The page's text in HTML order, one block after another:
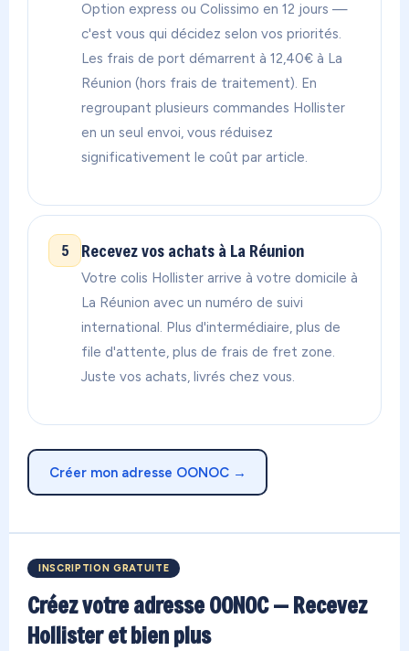
Option express ou Colissimo en 12 jours —
c'est vous qui décidez selon vos priorités.
Les frais de port démarrent à 12,40€ à La
Réunion (hors frais de traitement). En
regroupant plusieurs commandes Hollister
en un seul envoi, vous réduisez
significativement le coût par article.
5 Recevez vos achats à La Réunion
Votre colis Hollister arrive à votre domicile à
La Réunion avec un numéro de suivi
international. Plus d'intermédiaire, plus de
file d'attente, plus de frais de fret zone.
Juste vos achats, livrés chez vous.
Créer mon adresse OONOC →
INSCRIPTION GRATUITE
Créez votre adresse OONOC — Recevez
Hollister et bien plus